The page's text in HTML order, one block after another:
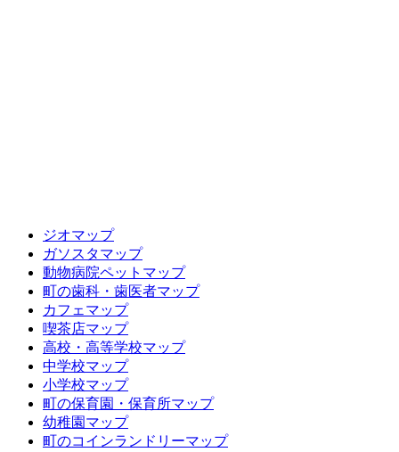
ジオマップ
ガソスタマップ
動物病院ペットマップ
町の歯科・歯医者マップ
カフェマップ
喫茶店マップ
高校・高等学校マップ
中学校マップ
小学校マップ
町の保育園・保育所マップ
幼稚園マップ
町のコインランドリーマップ